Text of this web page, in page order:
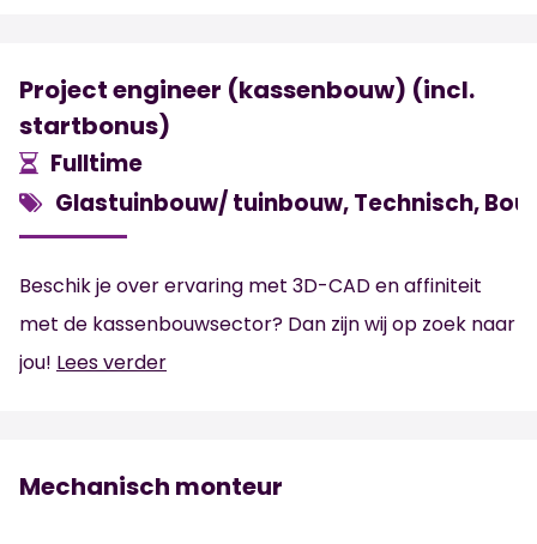
Project engineer (kassenbouw) (incl.
startbonus)
Fulltime
Glastuinbouw/ tuinbouw, Technisch,
Beschik je over ervaring met 3D-CAD en affiniteit
met de kassenbouwsector? Dan zijn wij op zoek naar
jou! Lees verder
Mechanisch monteur